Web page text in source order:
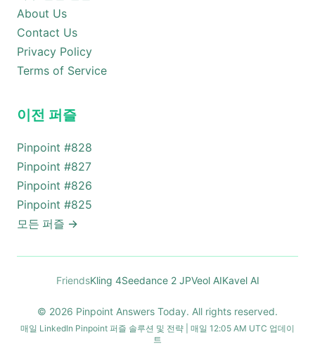
About Us
Contact Us
Privacy Policy
Terms of Service
이전 퍼즐
Pinpoint #828
Pinpoint #827
Pinpoint #826
Pinpoint #825
모든 퍼즐 →
FriendsKling 4Seedance 2 JPVeol AIKavel AI
© 2026 Pinpoint Answers Today. All rights reserved.
매일 LinkedIn Pinpoint 퍼즐 솔루션 및 전략 | 매일 12:05 AM UTC 업데이
트